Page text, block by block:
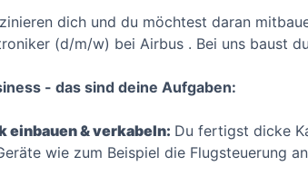
dich und du möchtest daran
(d/m/w) bei Airbus . Bei uns baust
- das sind deine Aufgaben:
einbauen & verkabeln: Du fertigst dicke
wie zum Beispiel die Flugsteuerung